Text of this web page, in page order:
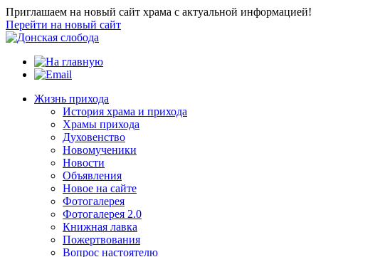
Приглашаем на новый сайт храма с актуальной информацией!
Перейти на новый сайт
Жизнь прихода
История храма и прихода
Храмы прихода
Духовенство
Новомученики
Новости
Объявления
Новое на сайте
Фотогалерея
Фотогалерея 2.0
Книжная лавка
Пожертвования
Вопрос настоятелю